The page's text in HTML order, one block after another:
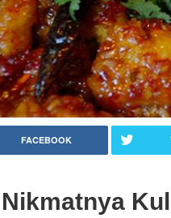
FACEBOOK